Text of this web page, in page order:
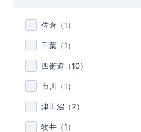
佐倉（1）
千葉（1）
四街道（10）
市川（1）
津田沼（2）
物井（1）